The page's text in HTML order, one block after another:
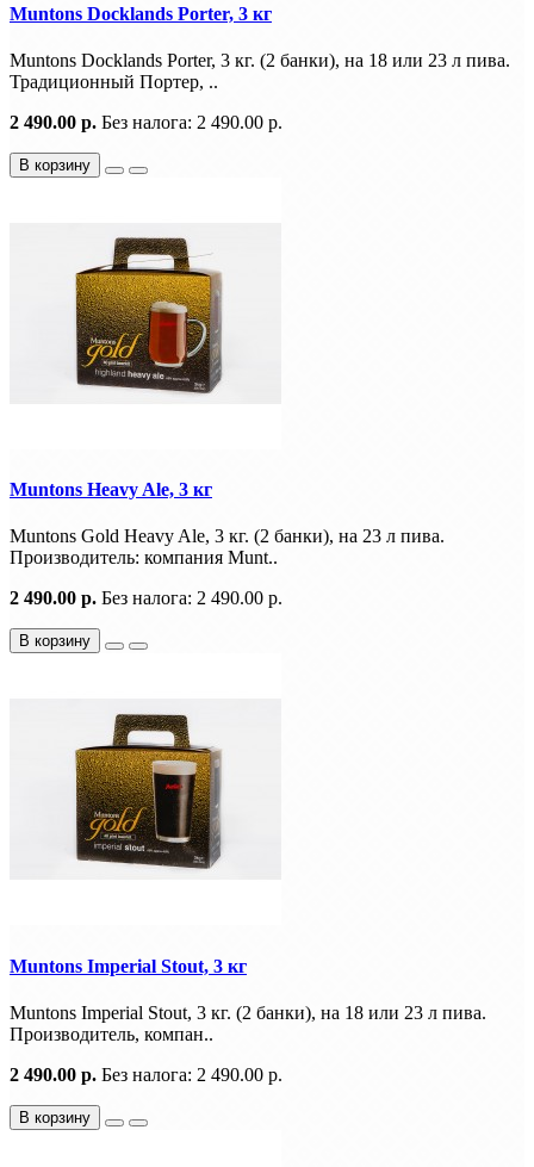
Muntons Docklands Porter, 3 кг
Muntons Docklands Porter, 3 кг. (2 банки), на 18 или 23 л пива.
Традиционный Портер, ..
2 490.00 р. Без налога: 2 490.00 р.
В корзину
Muntons Heavy Ale, 3 кг
Muntons Gold Heavy Ale, 3 кг. (2 банки), на 23 л пива.
Производитель: компания Munt..
2 490.00 р. Без налога: 2 490.00 р.
В корзину
Muntons Imperial Stout, 3 кг
Muntons Imperial Stout, 3 кг. (2 банки), на 18 или 23 л пива.
Производитель, компан..
2 490.00 р. Без налога: 2 490.00 р.
В корзину